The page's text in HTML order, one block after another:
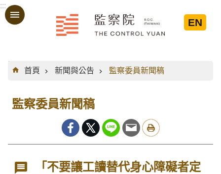
跳到主要內容區塊
:::
EN
:::
首頁
新聞與公告 監察委員新聞稿
監察委員新聞稿
「不要讓工讀替代身心障礙者定